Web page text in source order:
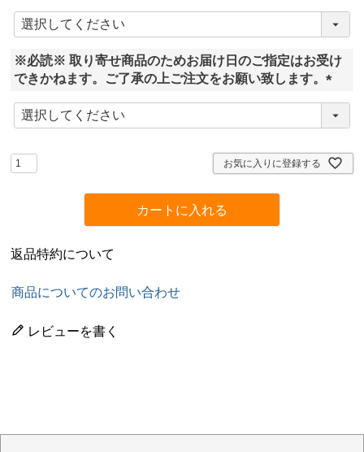
(
)
※必読※ 取り寄せ商品のためお届け日のご指定はお受け
できかねます。ご了承の上ご注文をお願い致します。
(
必
)
お気に入りに登録する
カートに入れる
返品特約について
商品についてのお問い合わせ
レビューを書く